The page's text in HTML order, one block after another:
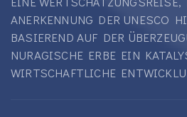
ANERKENNUNG DER UNESCO
BASIEREND AUF DER
NURAGISCHE ERBE EIN
WIRTSCHAFTLICHE